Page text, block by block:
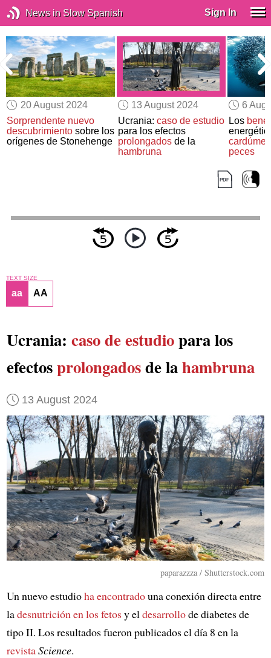
News in Slow Spanish Sign In
20 August 2024
Sorprendente nuevo
descubrimiento sobre los
orígenes de Stonehenge
13 August 2024
Ucrania: caso de estudio
para los efectos
prolongadosde la
hambruna
6
Los
peces
TEXT SIZE
aa AA
Ucrania: caso de estudiopara los
efectosprolongadosde lahambruna
13 August 2024
paparazzza / Shutterstock.com
Un nuevo estudioha encontradouna conexión directa entre
ladesnutrición en los fetosy el desarrollode diabetes de
tipo II. Los resultados fueron publicados el día 8 en la
revistaScience.